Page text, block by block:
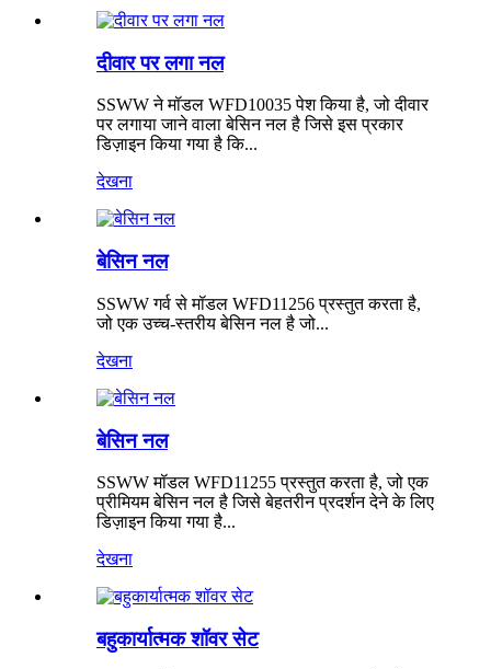
दीवार पर लगा नल
SSWW ने मॉडल WFD10035 पेश किया है, जो दीवार
पर लगाया जाने वाला बेसिन नल है जिसे इस प्रकार
डिज़ाइन किया गया है कि...
देखना
बेसिन नल
SSWW गर्व से मॉडल WFD11256 प्रस्तुत करता है,
जो एक उच्च-स्तरीय बेसिन नल है जो...
देखना
बेसिन नल
SSWW मॉडल WFD11255 प्रस्तुत करता है, जो एक
प्रीमियम बेसिन नल है जिसे बेहतरीन प्रदर्शन देने के लिए
डिज़ाइन किया गया है...
देखना
बहुकार्यात्मक शॉवर सेट